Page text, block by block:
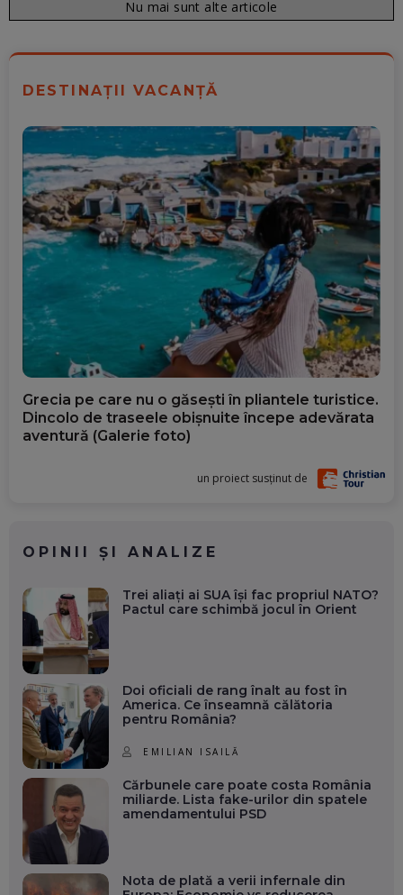
Nu mai sunt alte articole
DESTINAȚII VACANȚĂ
Grecia pe care nu o găsești în pliantele turistice.
Dincolo de traseele obișnuite începe adevărata
aventură (Galerie foto)
un proiect susținut de
OPINII ȘI ANALIZE
Trei aliați ai SUA își fac propriul NATO?
Pactul care schimbă jocul în Orient
Doi oficiali de rang înalt au fost în
America. Ce înseamnă călătoria
pentru România?
EMILIAN ISAILĂ
Cărbunele care poate costa România
miliarde. Lista fake-urilor din spatele
amendamentului PSD
Nota de plată a verii infernale din